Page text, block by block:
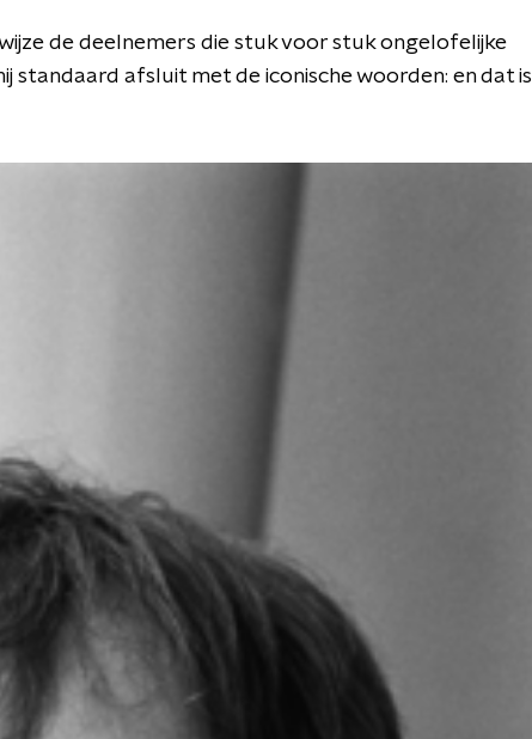
de deelnemers die stuk voor stuk ongelofelijke
standaard afsluit met de iconische woorden: en dat is